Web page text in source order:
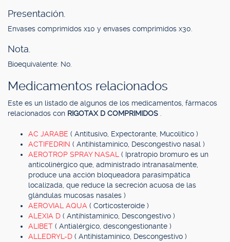
Presentación.
Envases comprimidos x10 y envases comprimidos x30.
Nota.
Bioequivalente: No.
Medicamentos relacionados
Este es un listado de algunos de los medicamentos, fármacos
relacionados con RIGOTAX D COMPRIMIDOS
AC JARABE ( Antitusivo, Expectorante, Mucolítico )
ACTIFEDRIN ( Antihistamínico, Descongestivo nasal )
AEROTROP SPRAY NASAL ( Ipratropio bromuro es un
anticolinérgico que, administrado intranasalmente,
produce una acción bloqueadora parasimpática
localizada, que reduce la secreción acuosa de las
glándulas mucosas nasales )
AEROVIAL AQUA ( Corticosteroide )
ALEXIA D ( Antihistamínico, Descongestivo )
ALIBET ( Antialérgico, descongestionante )
ALLEDRYL-D ( Antihistamínico, Descongestivo )